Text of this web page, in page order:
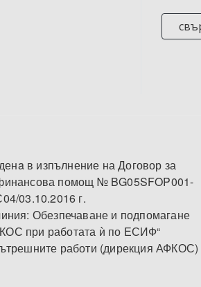
в изпълнение на Договор за
помощ № BG05SFOP001-
03.10.2016 г.
Обезпечаване и подпомагане
при работата ѝ по ЕСИФ“
работи (дирекция АФКОС)